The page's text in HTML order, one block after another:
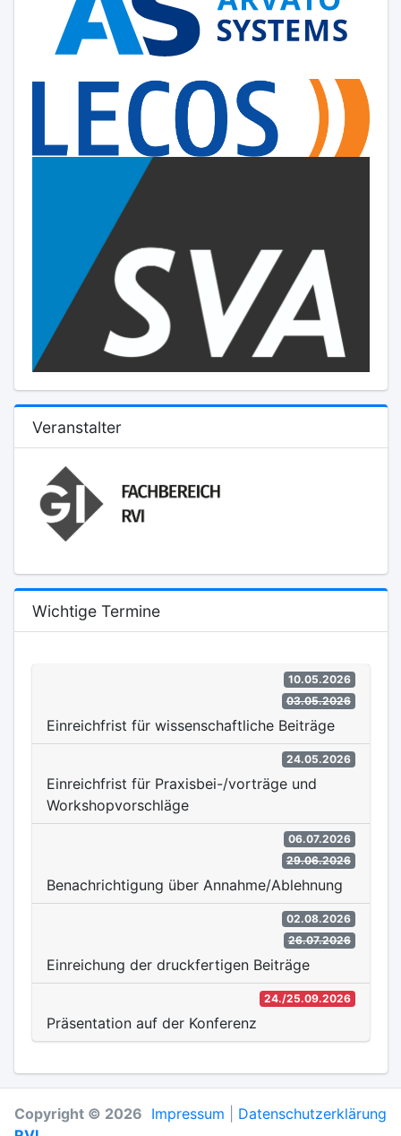
Veranstalter
Wichtige Termine
10.05.2026
03.05.2026
Einreichfrist für wissenschaftliche Beiträge
24.05.2026
Einreichfrist für Praxisbei-/vorträge und
Workshopvorschläge
06.07.2026
29.06.2026
Benachrichtigung über Annahme/Ablehnung
02.08.2026
26.07.2026
Einreichung der druckfertigen Beiträge
24./25.09.2026
Präsentation auf der Konferenz
Impressum Datenschutzerklärung
Copyright © 2026